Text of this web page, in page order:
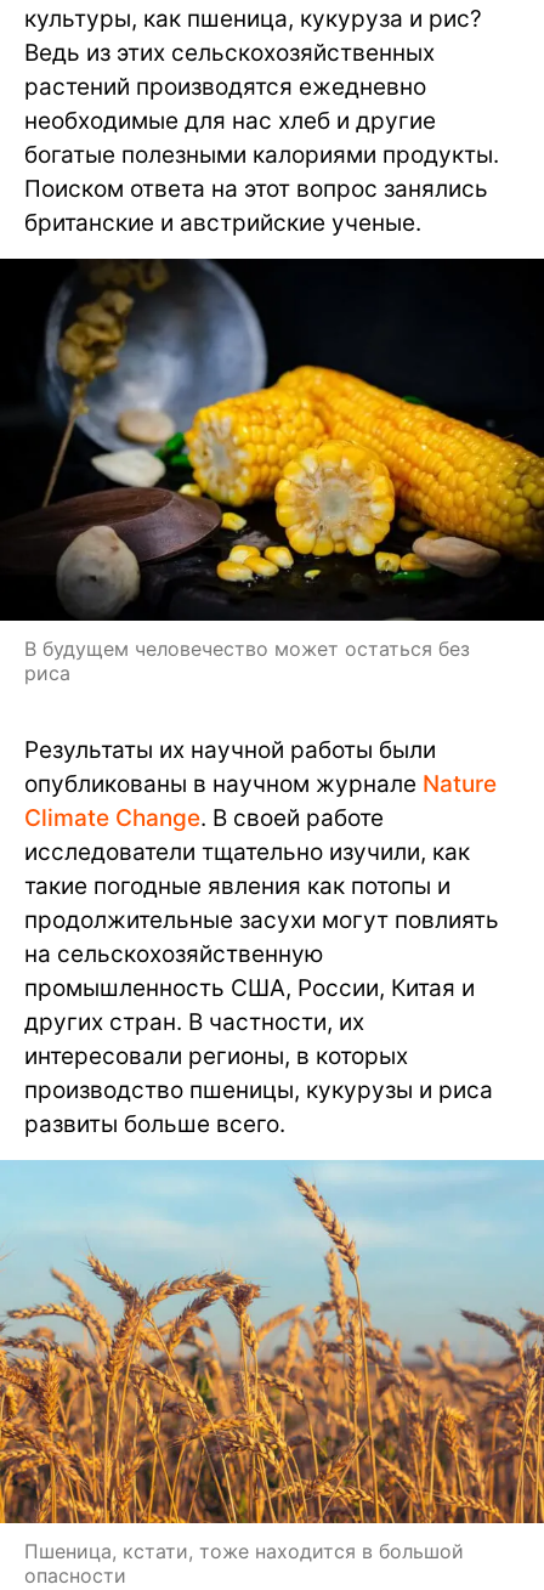
культуры, как пшеница, кукуруза и рис?
Ведь из этих сельскохозяйственных
растений производятся ежедневно
необходимые для нас хлеб и другие
богатые полезными калориями продукты.
Поиском ответа на этот вопрос занялись
британские и австрийские ученые.
В будущем человечество может остаться без
риса
Результаты их научной работы были
опубликованы в научном журнале Nature
Climate Change. В своей работе
исследователи тщательно изучили, как
такие погодные явления как потопы и
продолжительные засухи могут повлиять
на сельскохозяйственную
промышленность США, России, Китая и
других стран. В частности, их
интересовали регионы, в которых
производство пшеницы, кукурузы и риса
развиты больше всего.
Пшеница, кстати, тоже находится в большой
опасности